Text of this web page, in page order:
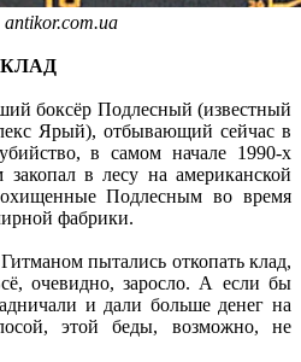
боксёр Подлесный (известный
Ярый), отбывающий сейчас в
в самом начале 1990-х
в лесу на американской
Подлесным во время
фабрики.
пытались откопать клад,
очевидно, заросло. А если бы
и дали больше денег на
этой беды, возможно, не